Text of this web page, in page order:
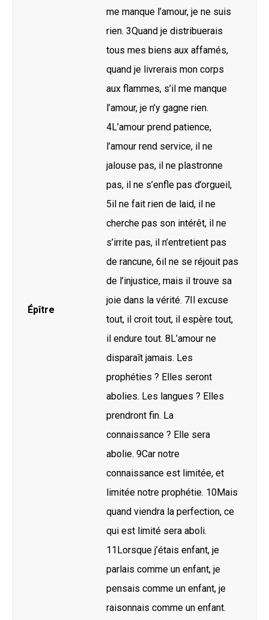
Épître
me manque l’amour, je ne suis
rien. 3Quand je distribuerais
tous mes biens aux affamés,
quand je livrerais mon corps
aux flammes, s’il me manque
l’amour, je n’y gagne rien.
4L’amour prend patience,
l’amour rend service, il ne
jalouse pas, il ne plastronne
pas, il ne s’enfle pas d’orgueil,
5il ne fait rien de laid, il ne
cherche pas son intérêt, il ne
s’irrite pas, il n’entretient pas
de rancune, 6il ne se réjouit pas
de l’injustice, mais il trouve sa
joie dans la vérité. 7Il excuse
tout, il croit tout, il espère tout,
il endure tout. 8L’amour ne
disparaît jamais. Les
prophéties ? Elles seront
abolies. Les langues ? Elles
prendront fin. La
connaissance ? Elle sera
abolie. 9Car notre
connaissance est limitée, et
limitée notre prophétie. 10Mais
quand viendra la perfection, ce
qui est limité sera aboli.
11Lorsque j’étais enfant, je
parlais comme un enfant, je
pensais comme un enfant, je
raisonnais comme un enfant.